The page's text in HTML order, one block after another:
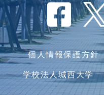
個人情報保護方針
学校法人城西大学